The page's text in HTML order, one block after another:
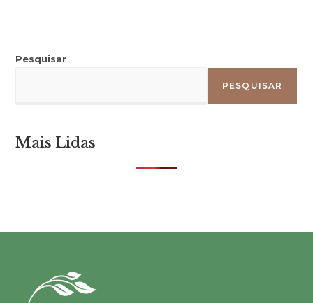
Pesquisar
PESQUISAR
Mais Lidas